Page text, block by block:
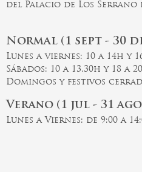
del Palacio de Los Serrano
Normal (1 sept - 30
Lunes a viernes: 10 a 14h y
Sábados: 10 a 13.30h y 18 a
Domingos y festivos
Verano (1 jul - 31
Lunes a Viernes: de 9:00 a